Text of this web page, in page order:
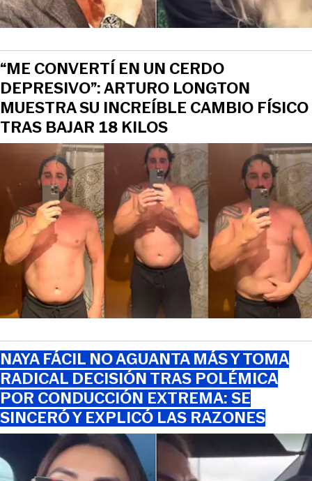
“ME CONVERTÍ EN UN CERDO
DEPRESIVO”: ARTURO LONGTON
MUESTRA SU INCREÍBLE CAMBIO FÍSICO
TRAS BAJAR 18 KILOS
NAYA FÁCIL NO AGUANTA MÁS Y TOMA
RADICAL DECISIÓN TRAS POLÉMICA
POR CONDUCCIÓN EXTREMA: SE
SINCERÓ Y EXPLICÓ LAS RAZONES